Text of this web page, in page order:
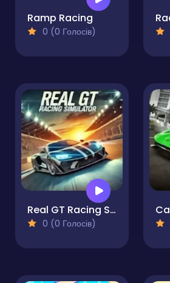
Ramp Racing
0 (0 Голосів)
Real GT Racing Simulator
0 (0 Голосів)